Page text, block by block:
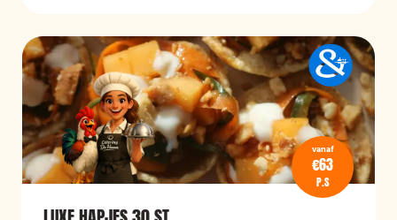
vanaf
€63
P.S